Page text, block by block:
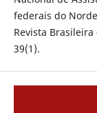
federais do
Revista
39(1).